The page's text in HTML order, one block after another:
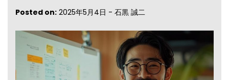
Posted on: 2025年5月4日 - 石黒 誠二